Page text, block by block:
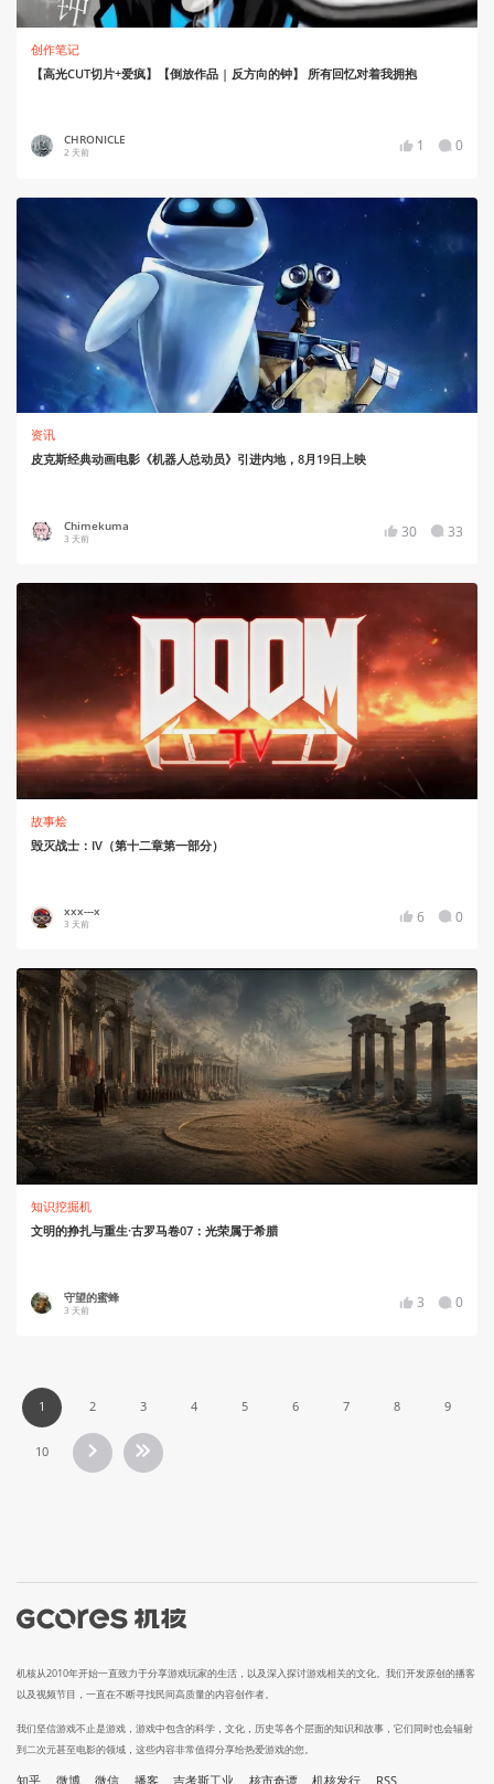
创作笔记
【高光CUT切片+爱疯】【倒放作品 | 反方向的钟】 所有回忆对着我拥抱
CHRONICLE
2 天前 1 0
资讯
皮克斯经典动画电影《机器人总动员》引进内地，8月19日上映
Chimekuma
3 天前 30 33
故事烩
毁灭战士：IV（第十二章第一部分）
xxx---x
3 天前 6 0
知识挖掘机
文明的挣扎与重生·古罗马卷07：光荣属于希腊
守望的蜜蜂
3 天前 3 0
1 2 3 4 5 6 7 8 9
10
机核从2010年开始一直致力于分享游戏玩家的生活，以及深入探讨游戏相关的文化。我们开发原创的播客
以及视频节目，一直在不断寻找民间高质量的内容创作者。
我们坚信游戏不止是游戏，游戏中包含的科学，文化，历史等各个层面的知识和故事，它们同时也会辐射
到二次元甚至电影的领域，这些内容非常值得分享给热爱游戏的您。
知乎 微博 微信 播客 吉考斯工业 核市奇谭 机核发行 RSS